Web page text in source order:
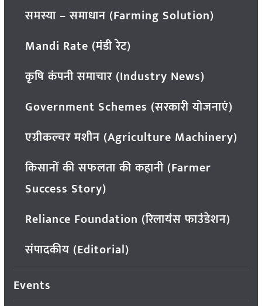
समस्या – समाधान (Farming Solution)
Mandi Rate (मंडी रेट)
कृषि कंपनी समाचार (Industry News)
Government Schemes (सरकारी योजनाएं)
एग्रीकल्चर मशीन (Agriculture Machinery)
किसानों की सफलता की कहानी (Farmer
Success Story)
Reliance Foundation (रिलायंस फाउंडेशन)
संपादकीय (Editorial)
Events